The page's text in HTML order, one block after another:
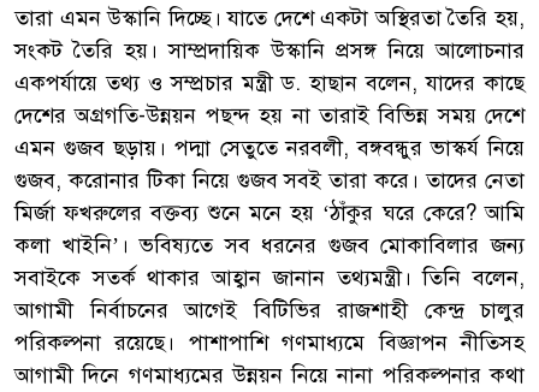
তারা এমন উস্কানি দিচ্ছে। যাতে দেশে একটা অস্থিরতা তৈরি হয়,
সংকট তৈরি হয়। সাম্প্রদায়িক উস্কানি প্রসঙ্গ নিয়ে আলোচনার
একপর্যায়ে তথ্য ও সম্প্রচার মন্ত্রী ড. হাছান বলেন, যাদের কাছে
দেশের অগ্রগতি-উন্নয়ন পছন্দ হয় না তারাই বিভিন্ন সময় দেশে
এমন গুজব ছড়ায়। পদ্মা সেতুতে নরবলী, বঙ্গবন্ধুর ভাস্কর্য নিয়ে
গুজব, করোনার টিকা নিয়ে গুজব সবই তারা করে। তাদের নেতা
মির্জা ফখরুলের বক্তব্য শুনে মনে হয় ‘ঠাঁকুর ঘরে কেরে? আমি
কলা খাইনি’। ভবিষ্যতে সব ধরনের গুজব মোকাবিলার জন্য
সবাইকে সতর্ক থাকার আহ্বান জানান তথ্যমন্ত্রী। তিনি বলেন,
আগামী নির্বাচনের আগেই বিটিভির রাজশাহী কেন্দ্র চালুর
পরিকল্পনা রয়েছে। পাশাপাশি গণমাধ্যমে বিজ্ঞাপন নীতিসহ
আগামী দিনে গণমাধ্যমের উন্নয়ন নিয়ে নানা পরিকল্পনার কথা